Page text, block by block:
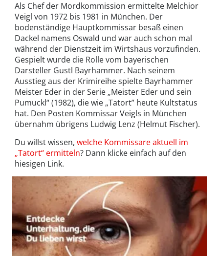
Als Chef der Mordkommission ermittelte Melchior
Veigl von 1972 bis 1981 in München. Der
bodenständige Hauptkommissar besaß einen
Dackel namens Oswald und war auch schon mal
während der Dienstzeit im Wirtshaus vorzufinden.
Gespielt wurde die Rolle vom bayerischen
Darsteller Gustl Bayrhammer. Nach seinem
Ausstieg aus der Krimireihe spielte Bayrhammer
Meister Eder in der Serie „Meister Eder und sein
Pumuckl“ (1982), die wie „Tatort” heute Kultstatus
hat. Den Posten Kommissar Veigls in München
übernahm übrigens Ludwig Lenz (Helmut Fischer).
Du willst wissen, welche Kommissare aktuell im
„Tatort“ ermitteln? Dann klicke einfach auf den
hiesigen Link.